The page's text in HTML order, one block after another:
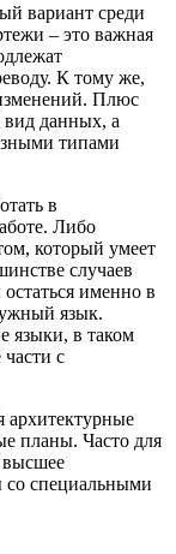
вариант среди
– это важная
К тому же,
Плюс
вид данных, а
типами
в
Либо
который умеет
случаев
именно в
язык.
языки, в таком
с
планы. Часто для
высшее
со специальными